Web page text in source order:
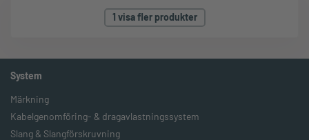
1 visa fler produkter
System
Märkning
Kabelgenomföring- & dragavlastningssystem
Slang & Slangförskruvning